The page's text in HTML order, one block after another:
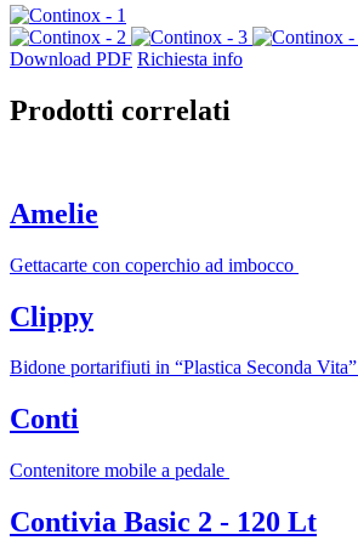
Download PDF Richiesta info
Prodotti correlati
Amelie
Gettacarte con coperchio ad imbocco
Clippy
Bidone portarifiuti in “Plastica Seconda Vita”
Conti
Contenitore mobile a pedale
Contivia Basic 2 - 120 Lt